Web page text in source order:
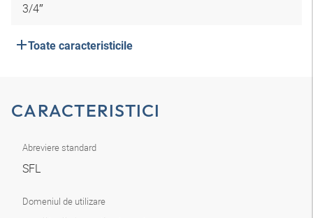
3/4″
Toate caracteristicile
CARACTERISTICI
Abreviere standard
SFL
Domeniul de utilizare